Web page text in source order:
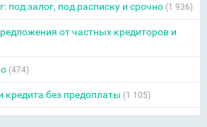
под залог, под расписку и срочно (1 936)
от частных кредиторов и
(474)
без предоплаты (1 105)